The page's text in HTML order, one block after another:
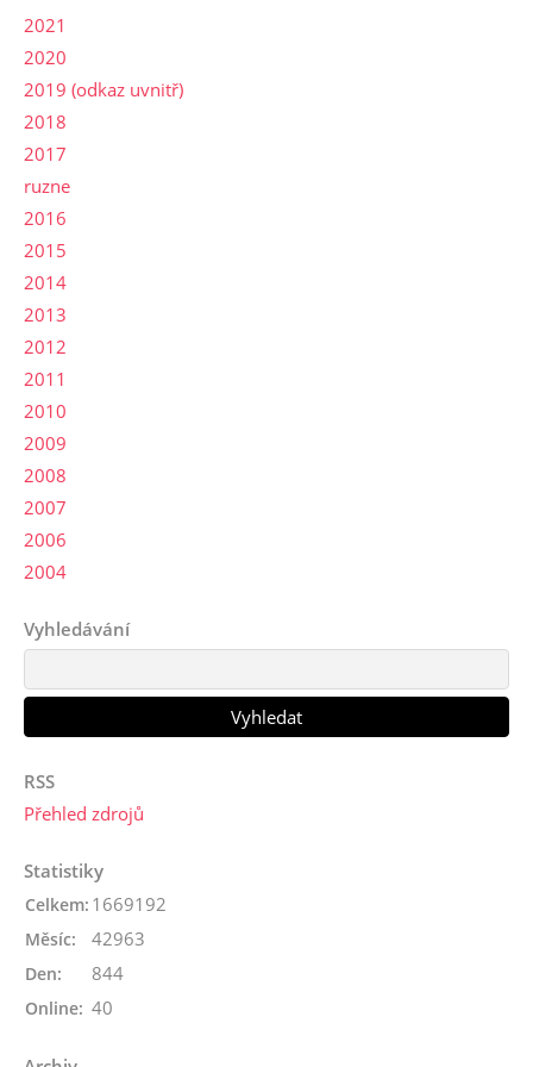
2021
2020
2019 (odkaz uvnitř)
2018
2017
ruzne
2016
2015
2014
2013
2012
2011
2010
2009
2008
2007
2006
2004
Vyhledávání
RSS
Přehled zdrojů
Statistiky
Online: 40
Celkem: 1669192
Měsíc: 42963
Den: 844